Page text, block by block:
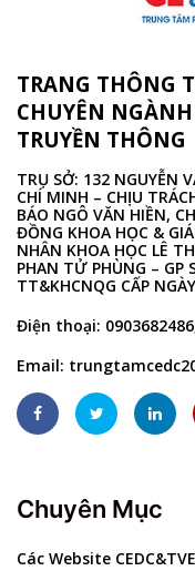
TRANG THÔNG
CHUYÊN
TRUYỀN THÔNG
TRỤ SỞ: 132 NGUYỄN
CHÍ MINH – CHỊU
BÁO NGÔ VĂN HIỀN,
ĐỒNG KHOA HỌC &
NHÂN KHOA HỌC LÊ
PHAN TỬ PHÙNG – GP
TT&KHCNQG CẤP
Điện thoại:
Email:
Chuyên Mục
Các Website